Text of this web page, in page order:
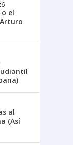
el
al
(Así